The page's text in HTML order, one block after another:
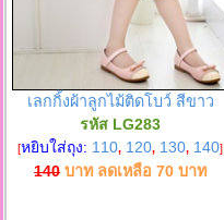
เลกกิ้งผ้าลูกไม้ติดโบว์ สีขาว
รหัส LG283
[หยิบใส่ถุง: 110, 120, 130, 140]
140บาท ลดเหลือ70 บาท